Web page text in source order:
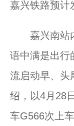
嘉兴铁路预计
嘉兴南站内
语中满是出行
流启动早、头
绍，以4月28
车G566次上